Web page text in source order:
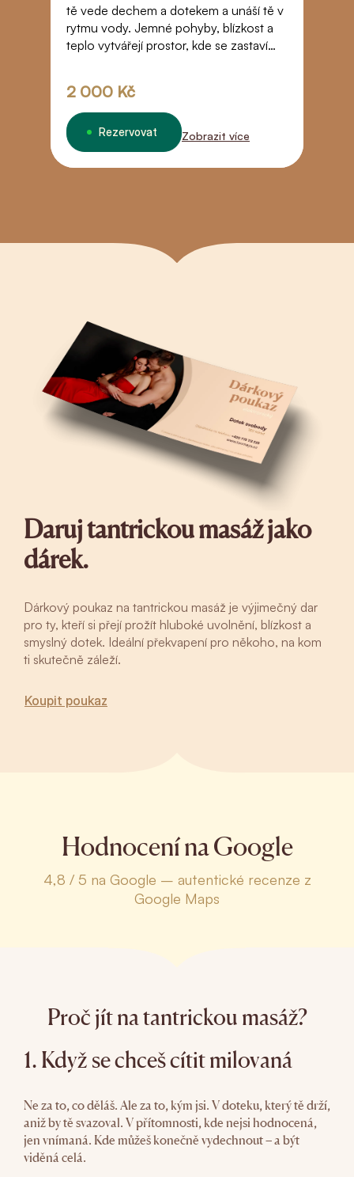
tě vede dechem a dotekem a unáší tě v
rytmu vody. Jemné pohyby, blízkost a
teplo vytvářejí prostor, kde se zastaví
a tichého spojení.
2 000 Kč
Rezervovat Zobrazit více
Daruj tantrickou masáž jako
dárek.
Dárkový poukaz na tantrickou masáž je výjimečný dar
pro ty, kteří si přejí prožít hluboké uvolnění, blízkost a
smyslný dotek. Ideální překvapení pro někoho, na kom
ti skutečně záleží.
Koupit poukaz
Hodnocení na Google
4,8 / 5 na Google – autentické recenze z
Google Maps
Proč jít na tantrickou masáž?
1. Když se chceš cítit milovaná
Ne za to, co děláš. Ale za to, kým jsi. V doteku, který tě drží,
aniž by tě svazoval. V přítomnosti, kde nejsi hodnocená,
jen vnímaná. Kde můžeš konečně vydechnout – a být
viděná celá.